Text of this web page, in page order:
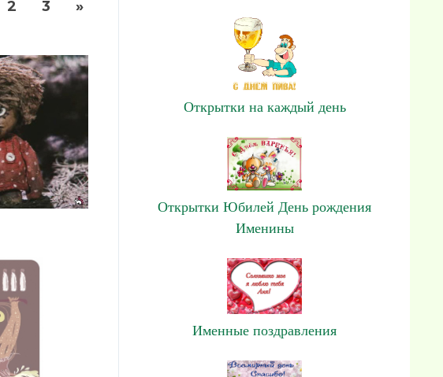
2 3 »
Открытки на каждый день
Открытки Юбилей День рождения
Именины
Именные поздравления